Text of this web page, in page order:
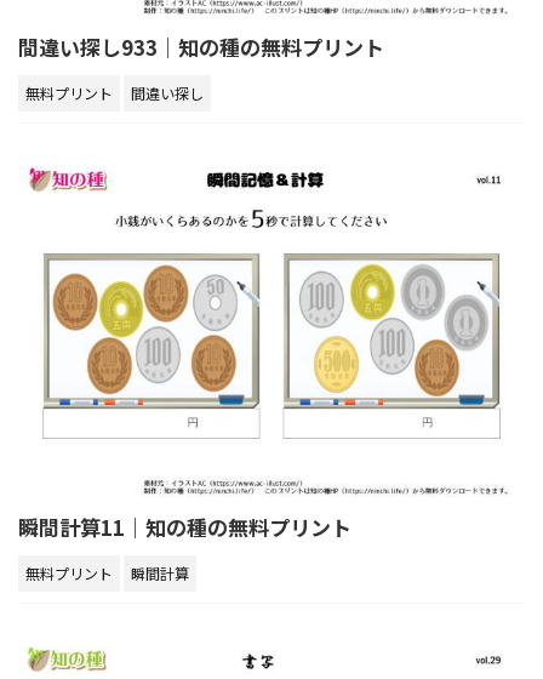
間違い探し933｜知の種の無料プリント
無料プリント 間違い探し
瞬間計算11｜知の種の無料プリント
無料プリント 瞬間計算